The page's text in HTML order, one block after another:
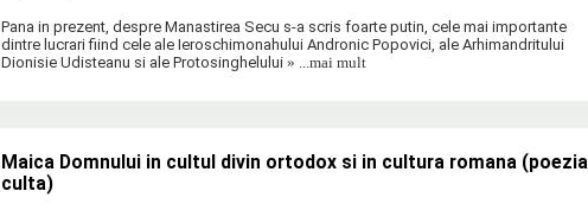
Pana in prezent, despre Manastirea Secu s-a scris foarte putin, cele mai importante
dintre lucrari fiind cele ale Ieroschimonahului Andronic Popovici, ale Arhimandritului
Dionisie Udisteanu si ale Protosinghelului » ...mai mult
Maica Domnului in cultul divin ortodox si in cultura romana (poezia
culta)